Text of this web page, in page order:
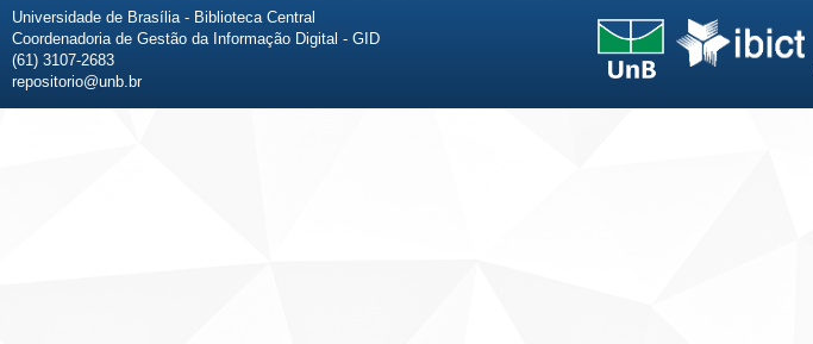
Universidade de Brasília - Biblioteca Central
Coordenadoria de Gestão da Informação Digital - GID
(61) 3107-2683
repositorio@unb.br